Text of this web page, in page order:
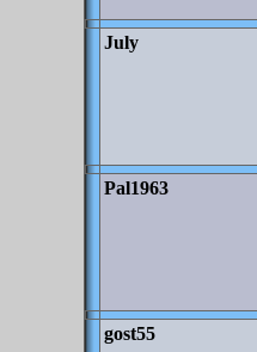
July
Pal1963
gost55